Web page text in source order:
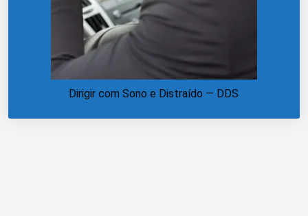
Dirigir com Sono e Distraído — DDS